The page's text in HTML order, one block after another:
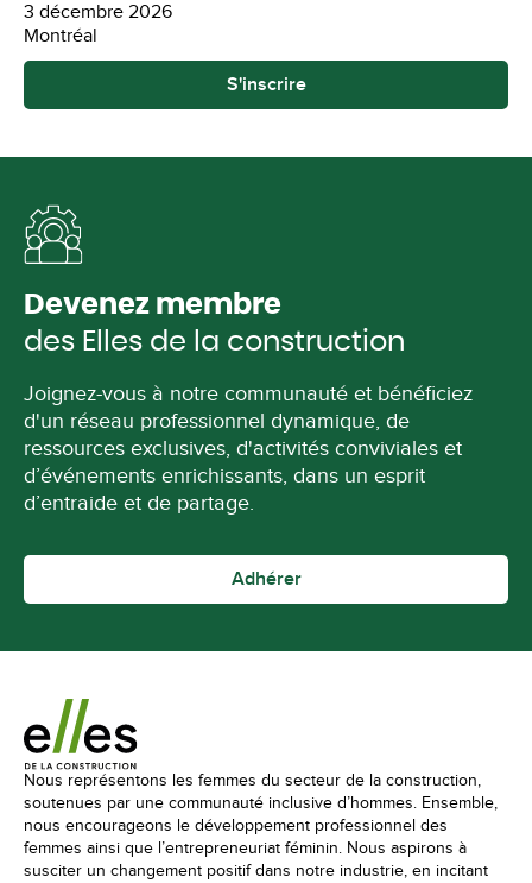
3 décembre 2026
Montréal
S'inscrire
Devenez membre
des Elles de la construction
Joignez-vous à notre communauté et bénéficiez
d'un réseau professionnel dynamique, de
ressources exclusives, d'activités conviviales et
d’événements enrichissants, dans un esprit
d’entraide et de partage.
Adhérer
Nous représentons les femmes du secteur de la construction,
soutenues par une communauté inclusive d’hommes. Ensemble,
nous encourageons le développement professionnel des
femmes ainsi que l’entrepreneuriat féminin. Nous aspirons à
susciter un changement positif dans notre industrie, en incitant